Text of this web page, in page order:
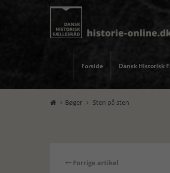
Forside Dansk Historisk
 Bøger  Sten på sten
Forrige artikel